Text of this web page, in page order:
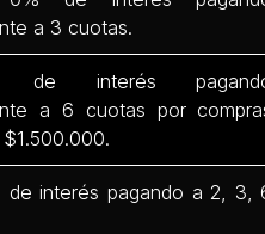
a 3 cuotas.
interés
a 6 cuotas por
de interés pagando a 2, 3,